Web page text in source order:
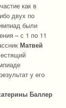
как в
двух по
были
– с 1 по 11
Матвей
у его
Баллер